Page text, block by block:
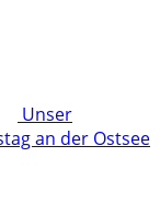
Unser
an der Ostsee